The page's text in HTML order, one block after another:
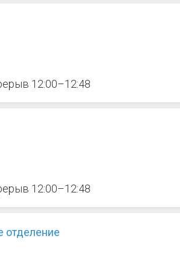
12:00–12:48
12:00–12:48
отделение